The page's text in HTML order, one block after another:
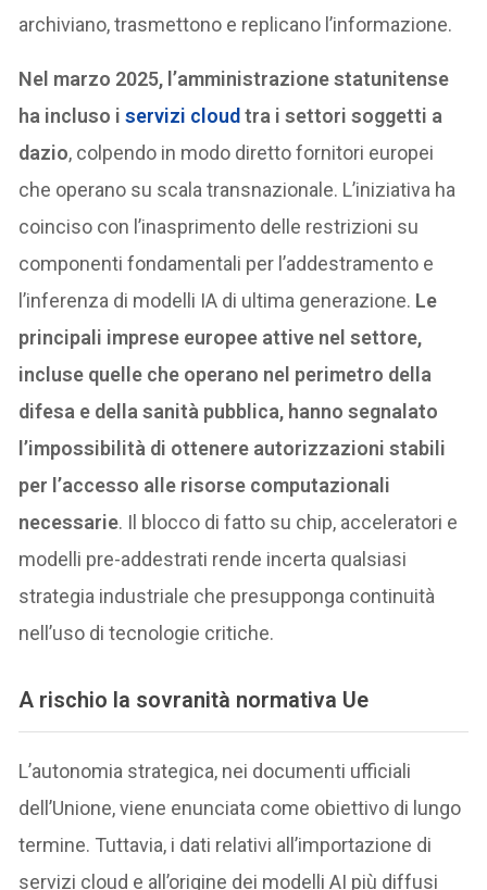
archiviano, trasmettono e replicano l’informazione.
Nel marzo 2025, l’amministrazione statunitense
ha incluso iservizi cloudtra i settori soggetti a
dazio, colpendo in modo diretto fornitori europei
che operano su scala transnazionale. L’iniziativa ha
coinciso con l’inasprimento delle restrizioni su
componenti fondamentali per l’addestramento e
l’inferenza di modelli IA di ultima generazione. Le
principali imprese europee attive nel settore,
incluse quelle che operano nel perimetro della
difesa e della sanità pubblica, hanno segnalato
l’impossibilità di ottenere autorizzazioni stabili
per l’accesso alle risorse computazionali
necessarie. Il blocco di fatto su chip, acceleratori e
modelli pre-addestrati rende incerta qualsiasi
strategia industriale che presupponga continuità
nell’uso di tecnologie critiche.
A rischio la sovranità normativa Ue
L’autonomia strategica, nei documenti ufficiali
dell’Unione, viene enunciata come obiettivo di lungo
termine. Tuttavia, i dati relativi all’importazione di
servizi cloud e all’origine dei modelli AI più diffusi